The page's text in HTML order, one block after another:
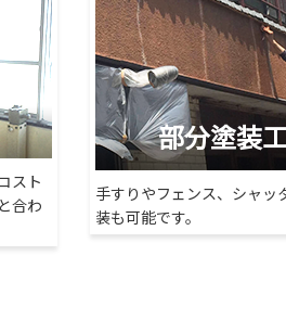
スト
合わ
部分塗装
手すりやフェンス、シャッ
装も可能です。